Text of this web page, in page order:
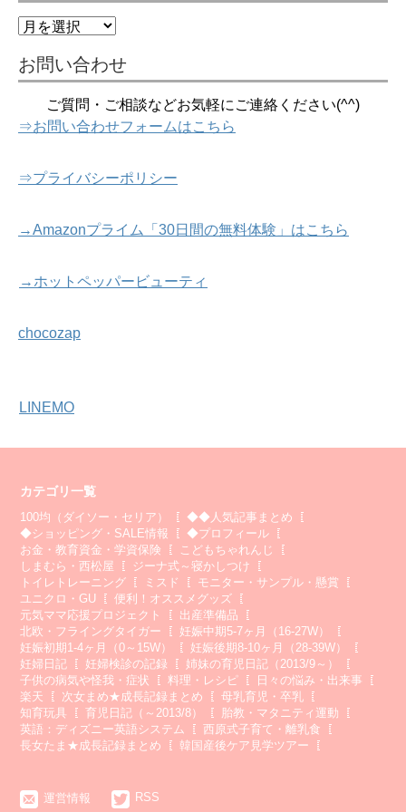
過
記
事
お問い合わせ
ご質問・ご相談などお気軽にご連絡ください(^^)
⇒お問い合わせフォームはこちら
⇒プライバシーポリシー
→Amazonプライム「30日間の無料体験」はこちら
→ホットペッパービューティ
chocozap
LINEMO
カテゴリ一覧
100均（ダイソー・セリア）
◆◆人気記事まとめ
◆ショッピング・SALE情報
◆プロフィール
お金・教育資金・学資保険
こどもちゃれんじ
しまむら・西松屋
ジーナ式～寝かしつけ
トイレトレーニング
ミスド
モニター・サンプル・懸賞
ユニクロ・GU
便利！オススメグッズ
元気ママ応援プロジェクト
出産準備品
北欧・フライングタイガー
妊娠中期5-7ヶ月（16-27W）
妊娠初期1-4ヶ月（0～15W）
妊娠後期8-10ヶ月（28-39W）
妊婦日記
妊婦検診の記録
姉妹の育児日記（2013/9～）
子供の病気や怪我・症状
料理・レシピ
日々の悩み・出来事
楽天
次女まめ★成長記録まとめ
母乳育児・卒乳
知育玩具
育児日記（～2013/8）
胎教・マタニティ運動
英語：ディズニー英語システム
西原式子育て・離乳食
長女たま★成長記録まとめ
韓国産後ケア見学ツアー
運営情報 RSS